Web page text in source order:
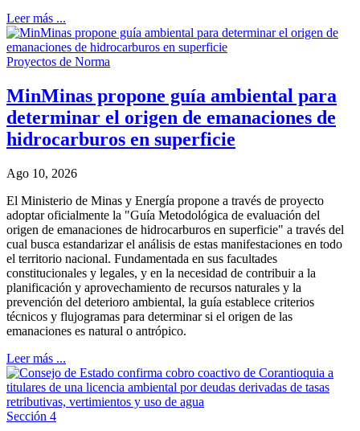
Leer más ...
Proyectos de Norma
MinMinas propone guía ambiental para
determinar el origen de emanaciones de
hidrocarburos en superficie
Ago 10, 2026
El Ministerio de Minas y Energía propone a través de proyecto
adoptar oficialmente la "Guía Metodológica de evaluación del
origen de emanaciones de hidrocarburos en superficie" a través del
cual busca estandarizar el análisis de estas manifestaciones en todo
el territorio nacional. Fundamentada en sus facultades
constitucionales y legales, y en la necesidad de contribuir a la
planificación y aprovechamiento de recursos naturales y la
prevención del deterioro ambiental, la guía establece criterios
técnicos y flujogramas para determinar si el origen de las
emanaciones es natural o antrópico.
Leer más ...
Sección 4